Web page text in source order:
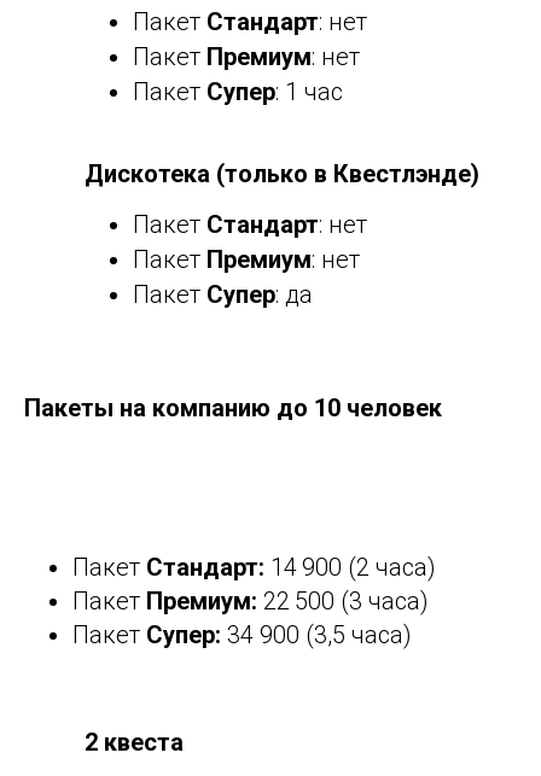
Пакет Стандарт: нет
Пакет Премиум: нет
Пакет Супер: 1 час
Дискотека (только в Квестлэнде)
Пакет Стандарт: нет
Пакет Премиум: нет
Пакет Супер: да
Пакеты на компанию до 10 человек
Пакет Стандарт: 14 900 (2 часа)
Пакет Премиум: 22 500 (3 часа)
Пакет Супер: 34 900 (3,5 часа)
2 квеста